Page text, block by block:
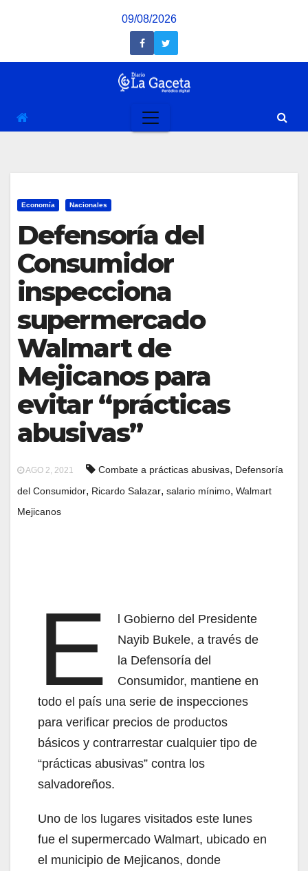
09/08/2026
Economía Nacionales
Defensoría del
Consumidor
inspecciona
supermercado
Walmart de
Mejicanos para
evitar “prácticas
abusivas”
AGO 2, 2021 Combate a prácticas abusivas, Defensoría
del Consumidor, Ricardo Salazar, salario mínimo, Walmart
Mejicanos
E
l Gobierno del Presidente
Nayib Bukele, a través de
la Defensoría del
Consumidor, mantiene en
todo el país una serie de inspecciones
para verificar precios de productos
básicos y contrarrestar cualquier tipo de
“prácticas abusivas” contra los
salvadoreños.
Uno de los lugares visitados este lunes
fue el supermercado Walmart, ubicado en
el municipio de Mejicanos, donde